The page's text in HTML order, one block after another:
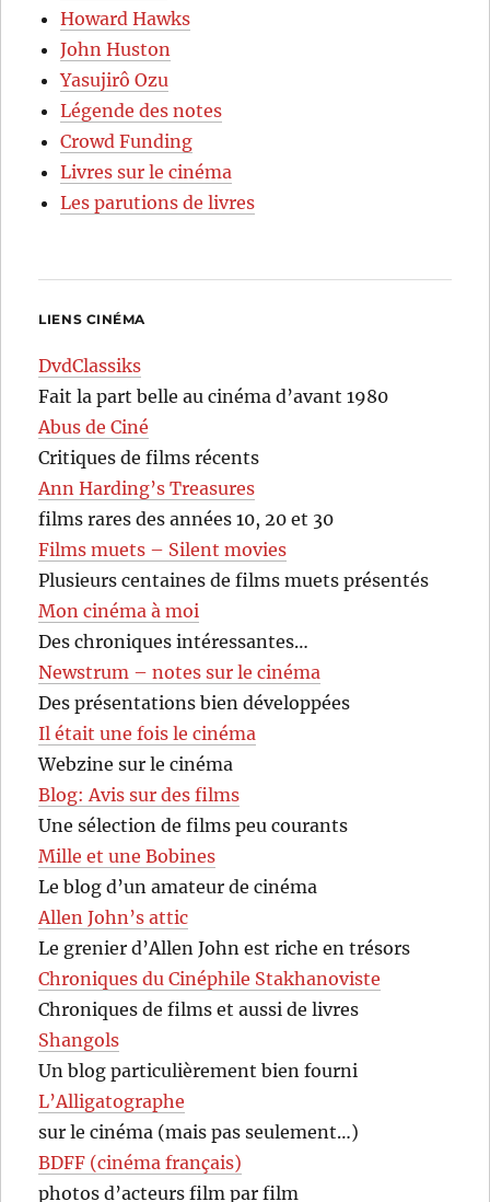
Howard Hawks
John Huston
Yasujirô Ozu
Légende des notes
Crowd Funding
Livres sur le cinéma
Les parutions de livres
LIENS CINÉMA
DvdClassiks
Fait la part belle au cinéma d’avant 1980
Abus de Ciné
Critiques de films récents
Ann Harding’s Treasures
films rares des années 10, 20 et 30
Films muets – Silent movies
Plusieurs centaines de films muets présentés
Mon cinéma à moi
Des chroniques intéressantes…
Newstrum – notes sur le cinéma
Des présentations bien développées
Il était une fois le cinéma
Webzine sur le cinéma
Blog: Avis sur des films
Une sélection de films peu courants
Mille et une Bobines
Le blog d’un amateur de cinéma
Allen John’s attic
Le grenier d’Allen John est riche en trésors
Chroniques du Cinéphile Stakhanoviste
Chroniques de films et aussi de livres
Shangols
Un blog particulièrement bien fourni
L’Alligatographe
sur le cinéma (mais pas seulement…)
BDFF (cinéma français)
photos d’acteurs film par film